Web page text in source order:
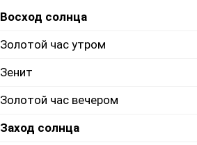
Восход солнца
Золотой час утром
Зенит
Золотой час вечером
Заход солнца